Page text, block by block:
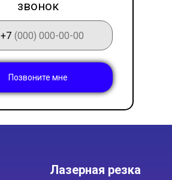
+7
Позвоните мне
звонок
Лазерная резка